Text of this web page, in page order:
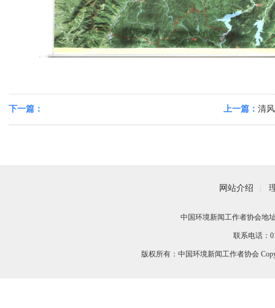
下一篇： 上一篇： 清
网站介绍
中国环境新闻工作者协会地
联系电话：
版权所有：中国环境新闻工作者协会